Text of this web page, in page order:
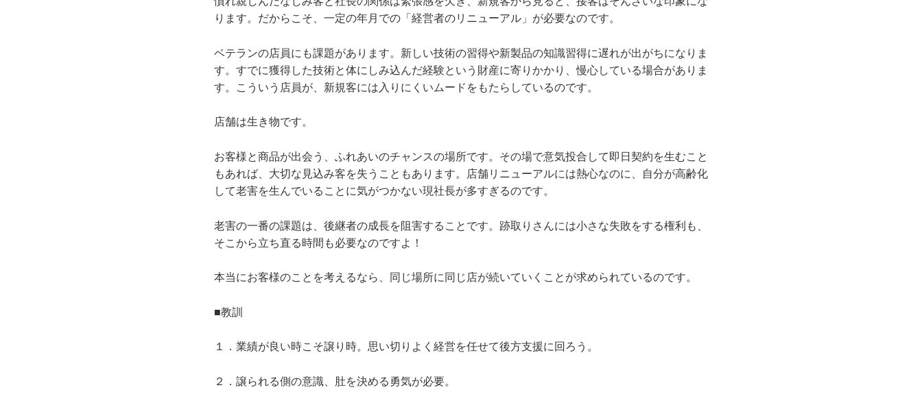
ります。だからこそ、一定の年月での「経営者のリニューアル」が必要なのです。
ベテランの店員にも課題があります。新しい技術の習得や新製品の知識習得に遅れが出がちになりま
す。すでに獲得した技術と体にしみ込んだ経験という財産に寄りかかり、慢心している場合がありま
す。こういう店員が、新規客には入りにくいムードをもたらしているのです。
店舗は生き物です。
お客様と商品が出会う、ふれあいのチャンスの場所です。その場で意気投合して即日契約を生むこと
もあれば、大切な見込み客を失うこともあります。店舗リニューアルには熱心なのに、自分が高齢化
して老害を生んでいることに気がつかない現社長が多すぎるのです。
老害の一番の課題は、後継者の成長を阻害することです。跡取りさんには小さな失敗をする権利も、
そこから立ち直る時間も必要なのですよ！
本当にお客様のことを考えるなら、同じ場所に同じ店が続いていくことが求められているのです。
■教訓
１．業績が良い時こそ譲り時。思い切りよく経営を任せて後方支援に回ろう。
２．譲られる側の意識、肚を決める勇気が必要。